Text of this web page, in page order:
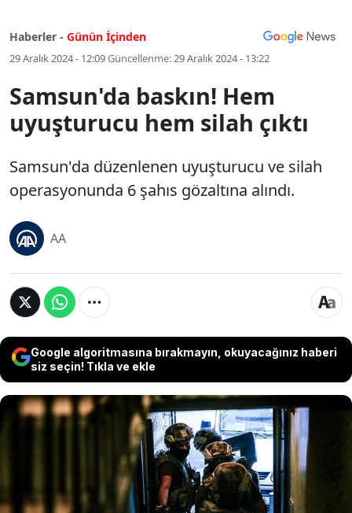
Haberler - Günün İçinden
29 Aralık 2024 - 12:09Güncellenme:29 Aralık 2024 - 13:22
Samsun'da baskın! Hem
uyuşturucu hem silah çıktı
Samsun'da düzenlenen uyuşturucu ve silah
operasyonunda 6 şahıs gözaltına alındı.
AA
Google algoritmasına bırakmayın, okuyacağınız haberi
siz seçin! Tıkla ve ekle
Samsun'da düzenlenen
uyuşturucu ve silah
operasyonunda 6 şahıs gözaltına